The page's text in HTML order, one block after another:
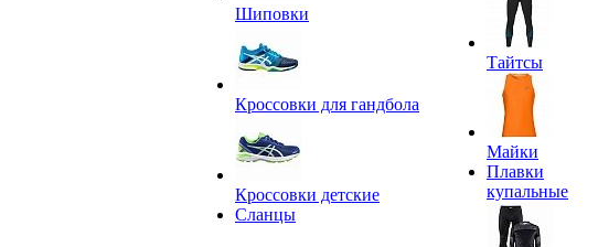
Шиповки
Кроссовки для гандбола
Кроссовки детские
Сланцы
Тайтсы
Майки
Плавки
купальные